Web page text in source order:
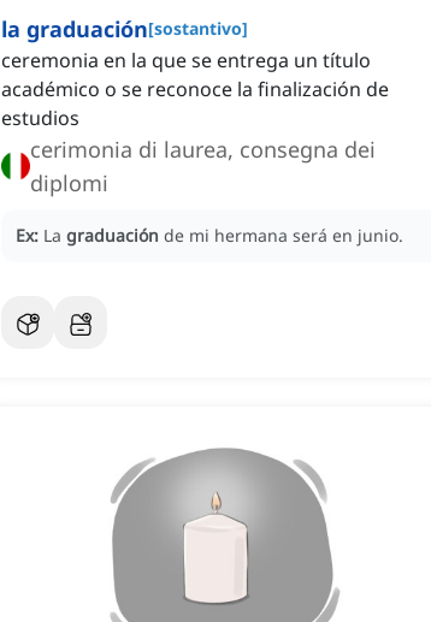
la graduación[sostantivo]
ceremonia en la que se entrega un título
académico o se reconoce la finalización de
estudios
cerimonia di laurea, consegna dei
diplomi
Ex: La graduación de mi hermana será en junio.